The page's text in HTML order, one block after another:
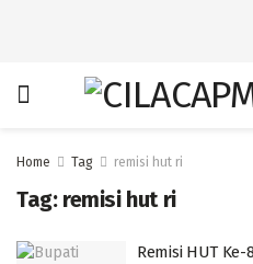
Home Tag remisi hut ri
Tag: remisi hut ri
Remisi HUT